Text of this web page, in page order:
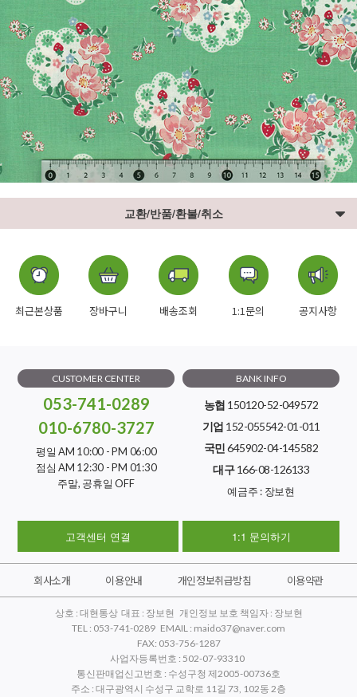
교환/반품/환불/취소
최근본상품 장바구니 배송조회 1:1문의 공지사항
CUSTOMER CENTER
053-741-0289
010-6780-3727
평일 AM 10:00 - PM 06:00
점심 AM 12:30 - PM 01:30
주말, 공휴일 OFF
BANK INFO
농협 150120-52-049572
기업 152-055542-01-011
국민645902-04-145582
대구166-08-126133
예금주 : 장보현
고객센터 연결 1:1 문의하기
회사소개 이용안내 개인정보취급방침 이용약관
상호 : 대현통상 대표 : 장보현 개인정보 보호 책임자 : 장보현
TEL : 053-741-0289 EMAIL : maido37@naver.com
FAX: 053-756-1287
사업자등록번호 : 502-07-93310
통신판매업신고번호 : 수성구청 제2005-00736호
주소 : 대구광역시 수성구 교학로 11길 73, 102동 2층